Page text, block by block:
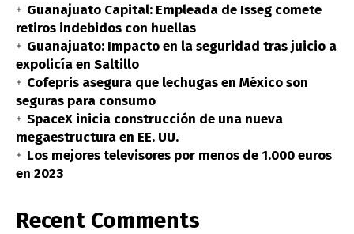
Guanajuato Capital: Empleada de Isseg comete
retiros indebidos con huellas
Guanajuato: Impacto en la seguridad tras juicio a
expolicía en Saltillo
Cofepris asegura que lechugas en México son
seguras para consumo
SpaceX inicia construcción de una nueva
megaestructura en EE. UU.
Los mejores televisores por menos de 1.000 euros
en 2023
Recent Comments